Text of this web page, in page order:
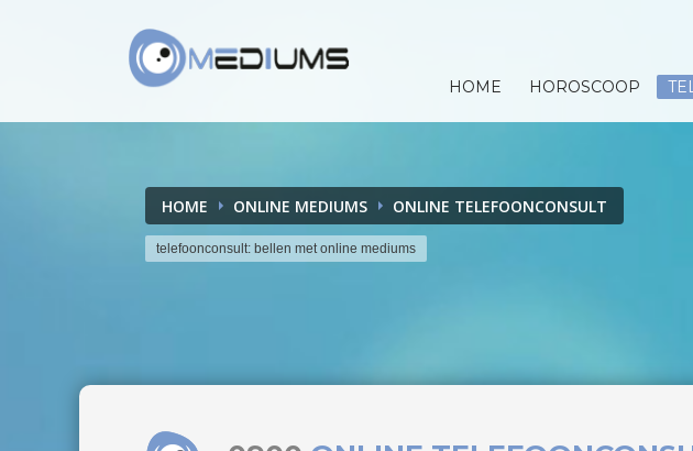
HOME HOROSCOOP
HOME ONLINE MEDIUMS ONLINE TELEFOONCONSULT
telefoonconsult: bellen met online mediums